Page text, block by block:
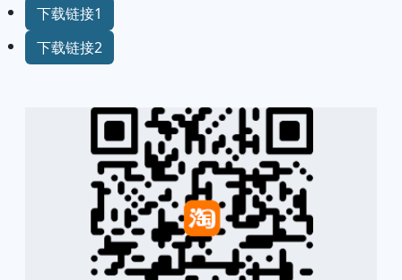
下载链接1
下载链接2